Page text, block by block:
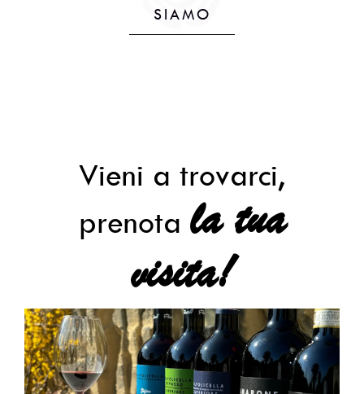
SIAMO
Vieni a trovarci,
prenota la tua
visita!